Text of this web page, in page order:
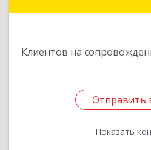
Клиентов на
Отправить
Показать
Отправить
Назад